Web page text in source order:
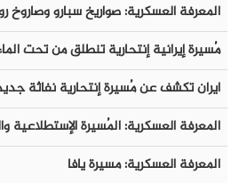
المعرفة العسكرية: صواريخ سبارو وصاروخ
مُسيرة إيرانية إنتحارية تنطلق من تحت
ايران تكشف عن مُسيرة إنتحارية نفاثة جديدة:
المعرفة العسكرية: المُسيرة الإستطلاعية
المعرفة العسكرية: مسيرة يافا